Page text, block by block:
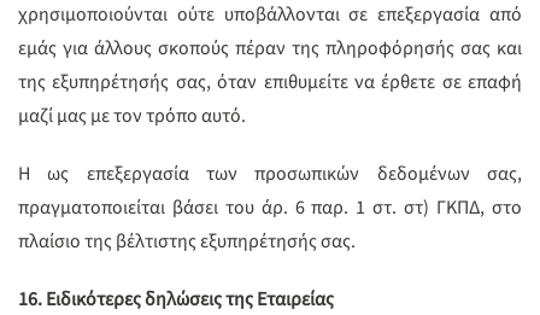
χρησιμοποιούνται ούτε υποβάλλονται σε επεξεργασία από
εμάς για άλλους σκοπούς πέραν της πληροφόρησής σας και
της εξυπηρέτησής σας, όταν επιθυμείτε να έρθετε σε επαφή
μαζί μας με τον τρόπο αυτό.
Η ως επεξεργασία των προσωπικών δεδομένων σας,
πραγματοποιείται βάσει του άρ. 6 παρ. 1 στ. στ) ΓΚΠΔ, στο
πλαίσιο της βέλτιστης εξυπηρέτησής σας.
16. Ειδικότερες δηλώσεις της Εταιρείας